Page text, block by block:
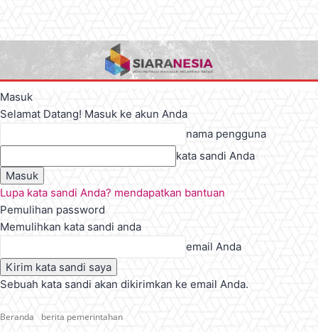
Masuk
Selamat Datang! Masuk ke akun Anda
nama pengguna
kata sandi Anda
Lupa kata sandi Anda? mendapatkan bantuan
Pemulihan password
Memulihkan kata sandi anda
email Anda
Sebuah kata sandi akan dikirimkan ke email Anda.
Beranda berita pemerintahan